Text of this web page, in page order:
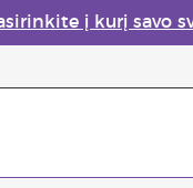
į kurį savo